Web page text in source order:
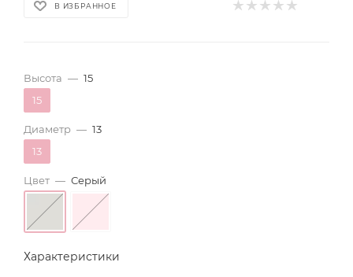
В ИЗБРАННОЕ
Высота — 15
15
Диаметр — 13
13
Цвет — Серый
Характеристики